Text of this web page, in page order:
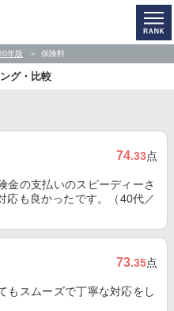
年版 保険料
グ・比較
74.33点
金の支払いのスピーディーさ
応も良かったです。（40代／
73.35点
もスムーズで丁寧な対応をし